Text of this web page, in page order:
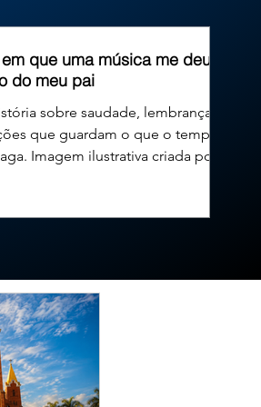
que uma música me deu um
do meu pai
sobre saudade, lembranças e
que guardam o que o tempo
criada por